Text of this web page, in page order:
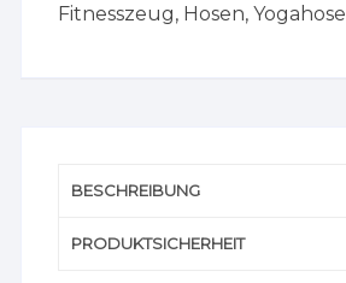
Fitnesszeug, Hosen,Yogahose
BESCHREIBUNG
PRODUKTSICHERHEIT